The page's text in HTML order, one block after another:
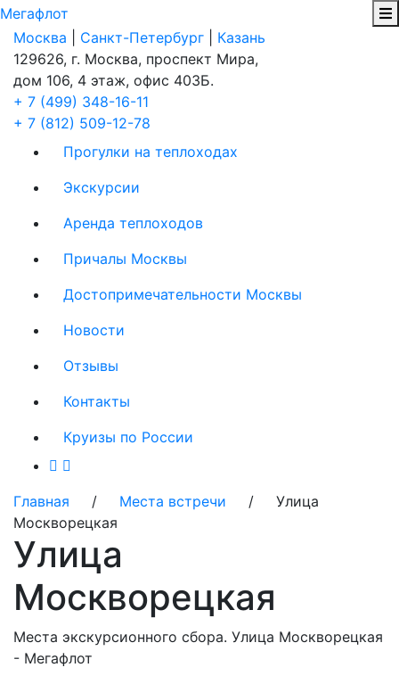
Мегафлот
Москва
Санкт-Петербург
Казань
129626, г. Москва, проспект Мира,
дом 106, 4 этаж, офис 403Б.
+ 7 (499) 348-16-11
+ 7 (812) 509-12-78
Прогулки на теплоходах
Экскурсии
Аренда теплоходов
Причалы Москвы
Достопримечательности Москвы
Новости
Отзывы
Контакты
Круизы по России
Главная / Места встречи / Улица
Москворецкая
Улица
Москворецкая
Места экскурсионного сбора. Улица Москворецкая
- Мегафлот